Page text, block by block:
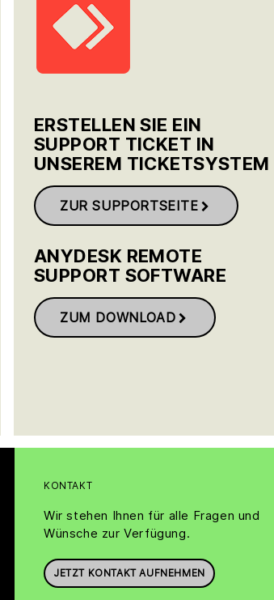
ERSTELLEN SIE EIN
SUPPORT TICKET IN
UNSEREM TICKETSYSTEM
ZUR SUPPORTSEITE
ANYDESK REMOTE
SUPPORT SOFTWARE
ZUM DOWNLOAD
KONTAKT
Wir stehen Ihnen für alle Fragen und
Wünsche zur Verfügung.
JETZT KONTAKT AUFNEHMEN